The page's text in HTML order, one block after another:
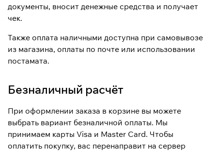
документы, вносит денежные средства и получает
чек.
Также оплата наличными доступна при самовывозе
из магазина, оплаты по почте или использовании
постамата.
Безналичный расчёт
При оформлении заказа в корзине вы можете
выбрать вариант безналичной оплаты. Мы
принимаем карты Visa и Master Card. Чтобы
оплатить покупку, вас перенаправит на сервер